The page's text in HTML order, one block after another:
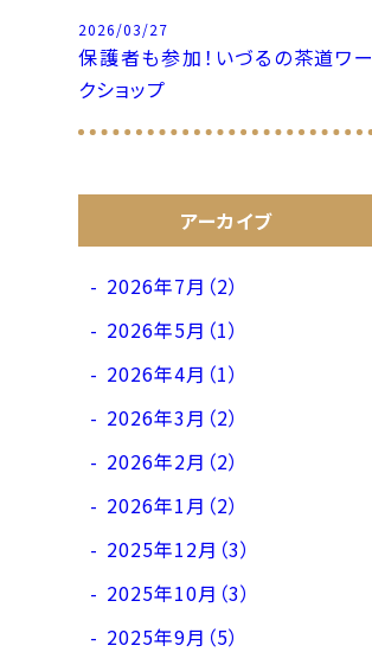
2026/03/27
保護者も参加！いづるの茶道ワー
クショップ
アーカイブ
2026年7月（2）
2026年5月（1）
2026年4月（1）
2026年3月（2）
2026年2月（2）
2026年1月（2）
2025年12月（3）
2025年10月（3）
2025年9月（5）